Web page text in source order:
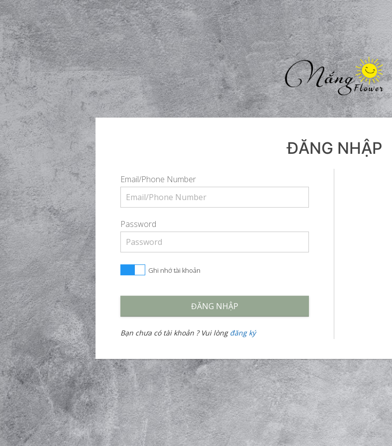
ĐĂNG NHẬP
Email/Phone Number
Password
ĐĂNG NHẬP
Bạn chưa có tài khoản ? Vui lòng đăng ký